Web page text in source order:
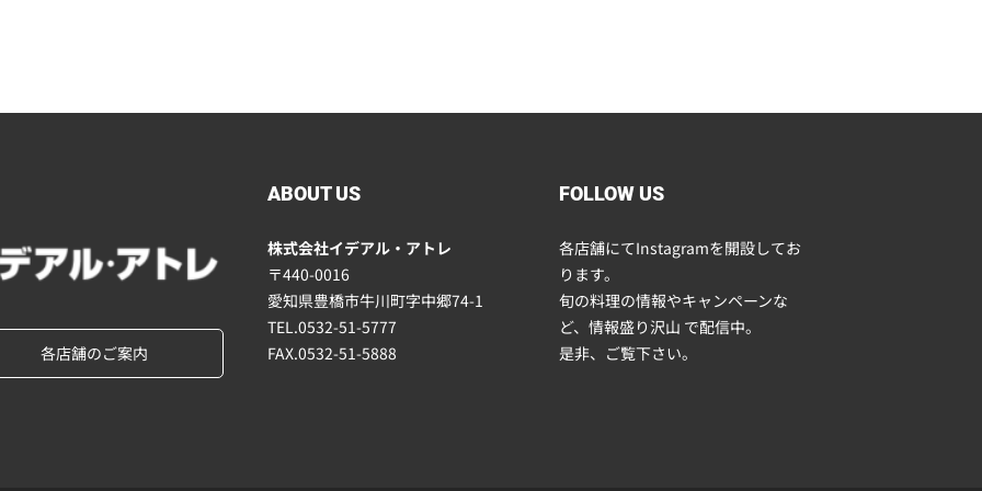
各店舗のご案内
ABOUT US
株式会社イデアル・アトレ
〒440-0016
愛知県豊橋市牛川町字中郷74-1
TEL.0532-51-5777
FAX.0532-51-5888
FOLLOW US
各店舗にてInstagramを開設してお
ります。
旬の料理の情報やキャンペーンな
ど、情報盛り沢山 で配信中。
是非、ご覧下さい。